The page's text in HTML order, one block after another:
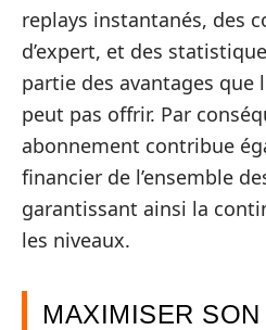
replays instantanés, des
d’expert, et des
partie des avantages
peut pas offrir. Par
abonnement contribue
financier de l’ensemble
garantissant ainsi la
les niveaux.
MAXIMISER